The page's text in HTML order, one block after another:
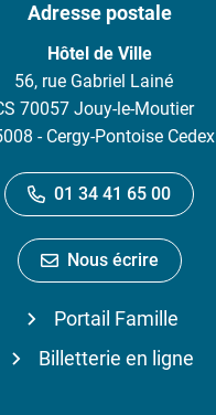
Adresse postale
Hôtel de Ville
56, rue Gabriel Lainé
70057 Jouy-le-Moutier
- Cergy-Pontoise Cedex
01 34 41 65 00
Nous écrire
Portail Famille
Billetterie en ligne